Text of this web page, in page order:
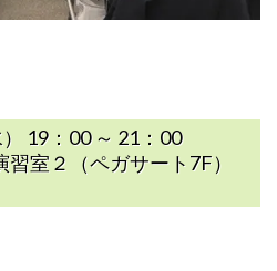
19：00 ～ 21：00
室２（ペガサート7F）